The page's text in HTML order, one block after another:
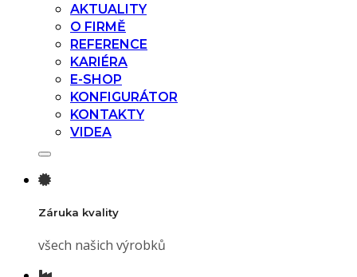
AKTUALITY
O FIRMĚ
REFERENCE
KARIÉRA
E-SHOP
KONFIGURÁTOR
KONTAKTY
VIDEA
Záruka kvality
všech našich výrobků